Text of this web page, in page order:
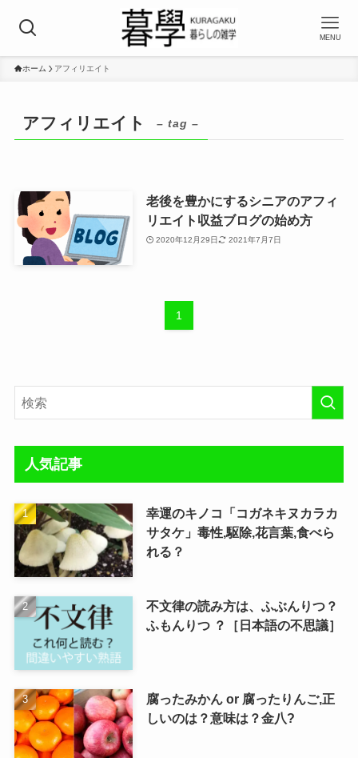
MENU
ホーム アフィリエイト
アフィリエイト – tag –
老後を豊かにするシニアのアフィ
リエイト収益ブログの始め方
2020年12月29日 2021年7月7日
1
人気記事
幸運のキノコ「コガネキヌカラカ
サタケ」毒性,駆除,花言葉,食べら
れる？
不文律の読み方は、ふぶんりつ？
ふもんりつ ？［日本語の不思議］
腐ったみかん or 腐ったりんご,正
しいのは？意味は？金八?